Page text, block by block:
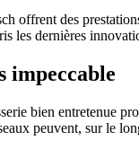
offrent des
les dernières
impeccable
bien entretenue
peuvent, sur le